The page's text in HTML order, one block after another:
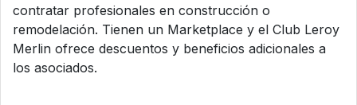
contratar profesionales en construcción o
remodelación. Tienen un Marketplace y el Club Leroy
Merlin ofrece descuentos y beneficios adicionales a
los asociados.